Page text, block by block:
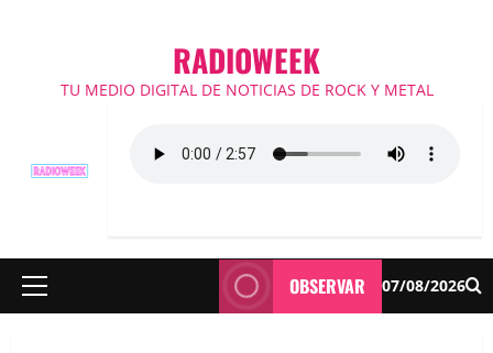
RADIOWEEK
TU MEDIO DIGITAL DE NOTICIAS DE ROCK Y METAL
Menú
OBSERVAR 07/08/2026